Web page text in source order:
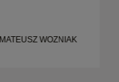
MATEUSZ WOZNIAK, منذ 11 يومًا